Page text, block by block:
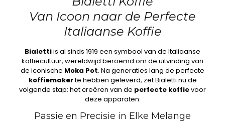
Van Icoon naar de Perfecte
Italiaanse Koffie
Bialettiis al sinds 1919 een symbool van de Italiaanse
koffiecultuur, wereldwijd beroemd om de uitvinding van
de iconische Moka Pot. Na generaties lang de perfecte
koffiemakerte hebben geleverd, zet Bialetti nu de
volgende stap: het creëren van de perfecte koffievoor
deze apparaten.
Passie en Precisie in Elke Melange